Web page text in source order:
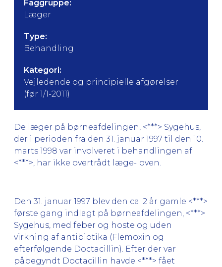
Faggruppe:
Læger
Type:
Behandling
Kategori:
Vejledende og principielle afgørelser
(før 1/1-2011)
De læger på børneafdelingen, <***> Sygehus,
der i perioden fra den 31. januar 1997 til den 10.
marts 1998 var involveret i behandlingen af
<***>, har ikke overtrådt læge-loven.
Den 31. januar 1997 blev den ca. 2 år gamle <***>
første gang indlagt på børneafdelingen, <***>
Sygehus, med feber og hoste og uden
virkning af antibiotika (Flemoxin og
efterfølgende Doctacillin). Efter der var
påbegyndt Doctacillin havde <***> fået